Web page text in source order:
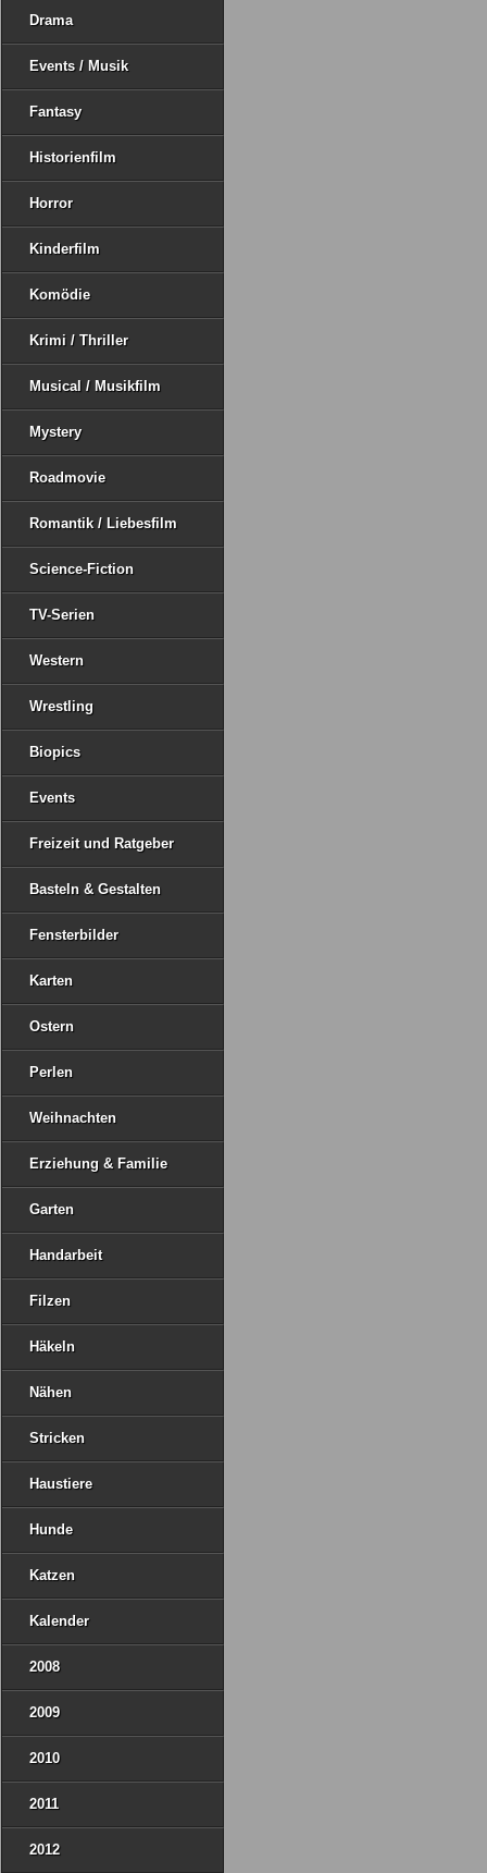
Drama
Events / Musik
Fantasy
Historienfilm
Horror
Kinderfilm
Komödie
Krimi / Thriller
Musical / Musikfilm
Mystery
Roadmovie
Romantik / Liebesfilm
Science-Fiction
TV-Serien
Western
Wrestling
Biopics
Events
Freizeit und Ratgeber
Basteln & Gestalten
Fensterbilder
Karten
Ostern
Perlen
Weihnachten
Erziehung & Familie
Garten
Handarbeit
Filzen
Häkeln
Nähen
Stricken
Haustiere
Hunde
Katzen
Kalender
2008
2009
2010
2011
2012